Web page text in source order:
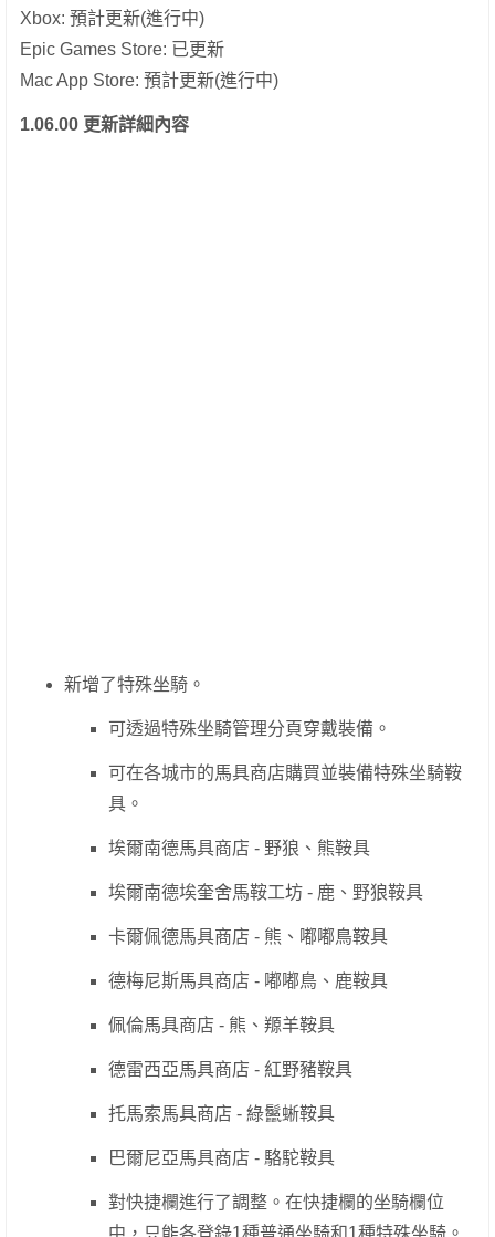
Xbox: 預計更新(進行中)
Epic Games Store: 已更新
Mac App Store: 預計更新(進行中)
1.06.00 更新詳細內容
新增了特殊坐騎。
可透過特殊坐騎管理分頁穿戴裝備。
可在各城市的馬具商店購買並裝備特殊坐騎鞍
具。
埃爾南德馬具商店 - 野狼、熊鞍具
埃爾南德埃奎舍馬鞍工坊 - 鹿、野狼鞍具
卡爾佩德馬具商店 - 熊、嘟嘟鳥鞍具
德梅尼斯馬具商店 - 嘟嘟鳥、鹿鞍具
佩倫馬具商店 - 熊、羱羊鞍具
德雷西亞馬具商店 - 紅野豬鞍具
托馬索馬具商店 - 綠鬣蜥鞍具
巴爾尼亞馬具商店 - 駱駝鞍具
對快捷欄進行了調整。在快捷欄的坐騎欄位
中，只能各登錄1種普通坐騎和1種特殊坐騎。